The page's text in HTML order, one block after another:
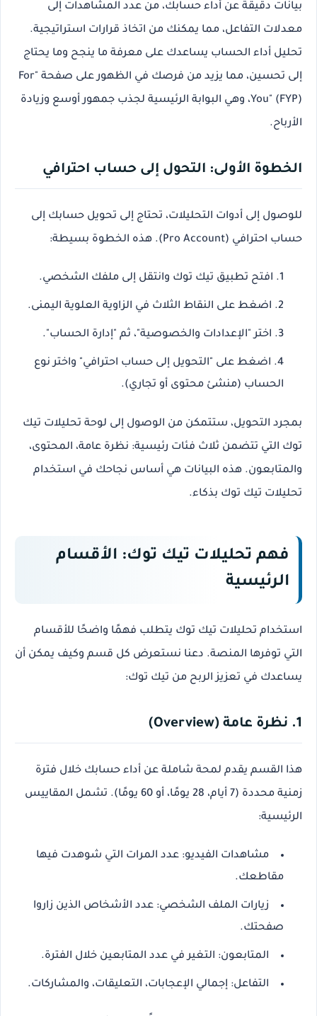
بيانات دقيقة عن أداء حسابك، من عدد المشاهدات إلى
معدلات التفاعل، مما يمكنك من اتخاذ قرارات استراتيجية.
تحليل أداء الحساب يساعدك على معرفة ما ينجح وما يحتاج
إلى تحسين، مما يزيد من فرصك في الظهور على صفحة "For
You" (FYP)، وهي البوابة الرئيسية لجذب جمهور أوسع وزيادة
الأرباح.
الخطوة الأولى: التحول إلى حساب احترافي
للوصول إلى أدوات التحليلات، تحتاج إلى تحويل حسابك إلى
حساب احترافي (Pro Account). هذه الخطوة بسيطة:
افتح تطبيق تيك توك وانتقل إلى ملفك الشخصي.
اضغط على النقاط الثلاث في الزاوية العلوية اليمنى.
اختر "الإعدادات والخصوصية"، ثم "إدارة الحساب".
اضغط على "التحويل إلى حساب احترافي" واختر نوع
الحساب (منشئ محتوى أو تجاري).
بمجرد التحويل، ستتمكن من الوصول إلى لوحة تحليلات تيك
توك التي تتضمن ثلاث فئات رئيسية: نظرة عامة، المحتوى،
والمتابعون. هذه البيانات هي أساس نجاحك في استخدام
تحليلات تيك توك بذكاء.
فهم تحليلات تيك توك: الأقسام
الرئيسية
استخدام تحليلات تيك توك يتطلب فهمًا واضحًا للأقسام
التي توفرها المنصة. دعنا نستعرض كل قسم وكيف يمكن أن
يساعدك في تعزيزالربح من تيك توك:
1. نظرة عامة (Overview)
هذا القسم يقدم لمحة شاملة عن أداء حسابك خلال فترة
زمنية محددة (7 أيام، 28 يومًا، أو 60 يومًا). تشمل المقاييس
الرئيسية:
مشاهدات الفيديو: عدد المرات التي شوهدت فيها
مقاطعك.
زيارات الملف الشخصي: عدد الأشخاص الذين زاروا
صفحتك.
المتابعون: التغير في عدد المتابعين خلال الفترة.
التفاعل: إجمالي الإعجابات، التعليقات، والمشاركات.